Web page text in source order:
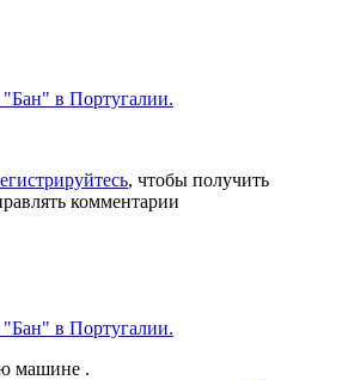
в Португалии.
, чтобы получить
комментарии
в Португалии.
машине .